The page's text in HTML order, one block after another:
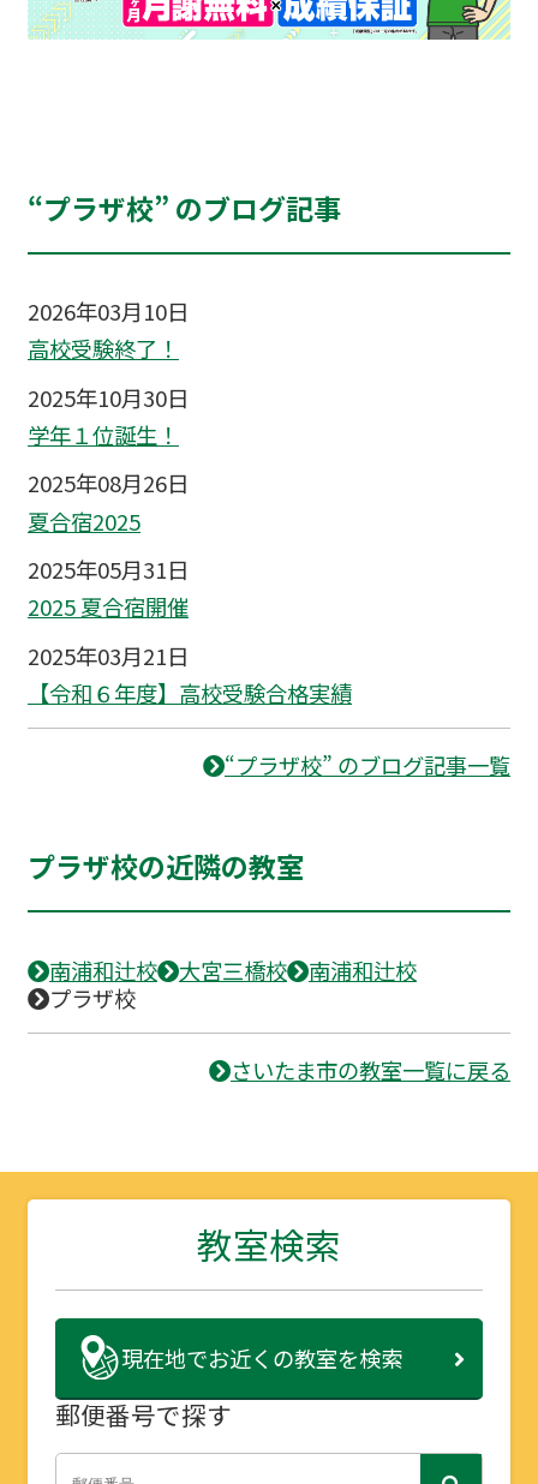
“プラザ校” のブログ記事
2026年03月10日
高校受験終了！
2025年10月30日
学年１位誕生！
2025年08月26日
夏合宿2025
2025年05月31日
2025 夏合宿開催
2025年03月21日
【令和６年度】高校受験合格実績
“プラザ校” のブログ記事一覧
プラザ校の近隣の教室
南浦和辻校 大宮三橋校
南浦和辻校
プラザ校
さいたま市の教室一覧に戻る
教室検索
現在地でお近くの教室を検索
郵便番号で探す